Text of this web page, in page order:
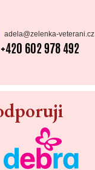
adela@zelenka-veterani.cz
+420 602 978 492